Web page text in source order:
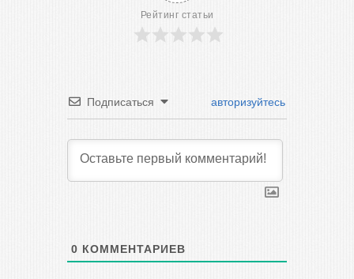
Рейтинг статьи
Подписаться авторизуйтесь
0 КОММЕНТАРИЕВ